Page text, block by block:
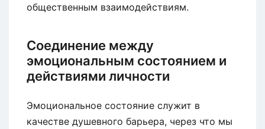
общественным взаимодействиям.
Соединение между
эмоциональным состоянием и
действиями личности
Эмоциональное состояние служит в
качестве душевного барьера, через что мы